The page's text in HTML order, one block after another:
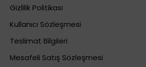
Gizlilik Politikası
Kullanıcı Sözleşmesi
Teslimat Bilgileri
Mesafeli Satış Sözleşmesi